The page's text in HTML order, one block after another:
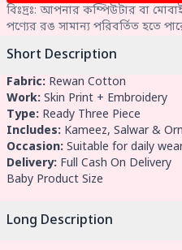
বিঃদ্রঃ: আপনার কম্পিউটার বা
পণ্যের রঙ সামান্য পরিবর্তিত হতে
Short Description
Fabric: Rewan Cotton
Work: Skin Print + Embroidery
Type: Ready Three Piece
Includes: Kameez, Salwar &
Occasion: Suitable for daily
Delivery: Full Cash On Delivery
Baby Product Size
Long Description